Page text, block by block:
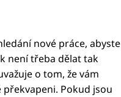
nové práce, abyste
není třeba dělat tak
o tom, že vám
Pokud jsou